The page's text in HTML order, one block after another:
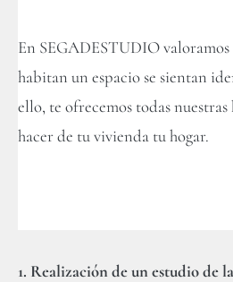
En SEGADESTUDIOvaloramos
habitan un espacio se sientan
ello, te ofrecemos todas
hacer de tu vivienda tu hogar.
1. Realización de un estudio de